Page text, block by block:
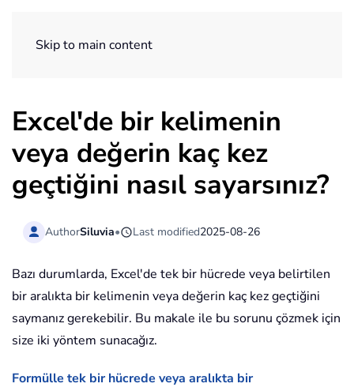
Skip to main content
Excel'de bir kelimenin
veya değerin kaç kez
geçtiğini nasıl sayarsınız?
AuthorSiluvia• Last modified2025-08-26
Bazı durumlarda, Excel'de tek bir hücrede veya belirtilen
bir aralıkta bir kelimenin veya değerin kaç kez geçtiğini
saymanız gerekebilir. Bu makale ile bu sorunu çözmek için
size iki yöntem sunacağız.
Formülle tek bir hücrede veya aralıkta bir